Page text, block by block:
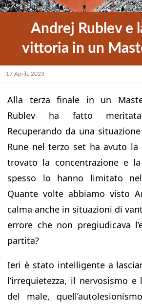
Andrej Rublev e
vittoria in un
17 Aprile 2023
Alla terza finale in un
Rublev ha fatto
Recuperando da una
Rune nel terzo set ha avuto la
trovato la concentrazione e
spesso lo hanno limitato
Quante volte abbiamo visto
calma anche in situazioni di
errore che non pregiudicava
partita?
Ieri è stato intelligente a
l’irrequietezza, il nervosismo
del male,